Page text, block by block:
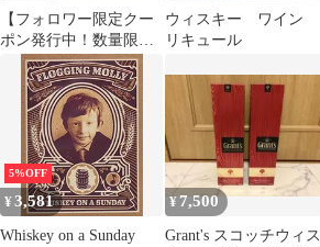
【フォロワー限定クー
ポン発行中！数量限
定】ハイランドパーク
12年 ヴァイキングオナ
ー 700ml 40度 ウイスキ
ー スコッチ シングルモ
ルト アイランズ ウィス
キー 長S
ウィスキー ワイン
リキュール
5%OFF
¥3,581
Whiskey on a Sunday
¥7,500
Grant's スコッチウィス